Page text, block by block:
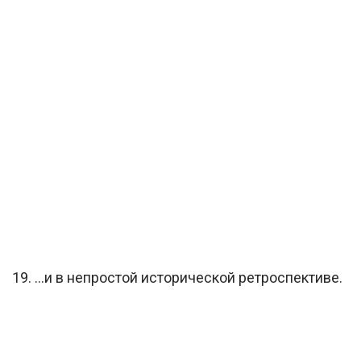
19. …и в непростой исторической ретроспективе.